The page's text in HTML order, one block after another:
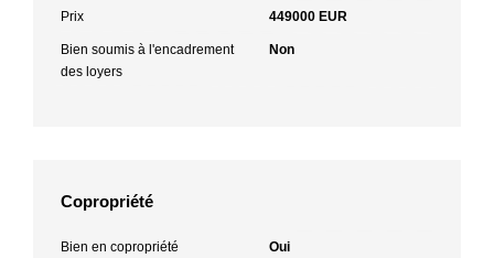
Prix 449000 EUR
Bien soumis à l'encadrement
des loyers
Non
Copropriété
Bien en copropriété Oui